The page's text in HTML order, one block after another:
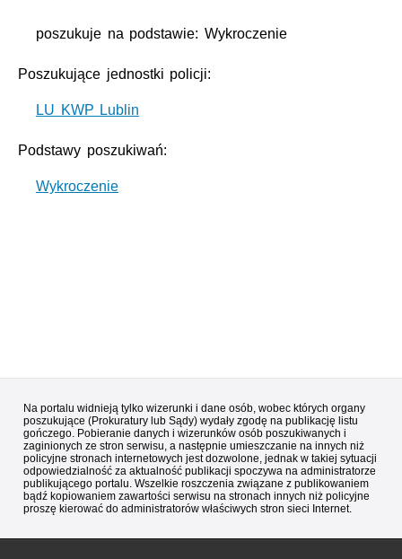
poszukuje na podstawie: Wykroczenie
Poszukujące jednostki policji:
LU KWP Lublin
Podstawy poszukiwań:
Wykroczenie
Na portalu widnieją tylko wizerunki i dane osób, wobec których organy
poszukujące (Prokuratury lub Sądy) wydały zgodę na publikację listu
gończego. Pobieranie danych i wizerunków osób poszukiwanych i
zaginionych ze stron serwisu, a następnie umieszczanie na innych niż
policyjne stronach internetowych jest dozwolone, jednak w takiej sytuacji
odpowiedzialność za aktualność publikacji spoczywa na administratorze
publikującego portalu. Wszelkie roszczenia związane z publikowaniem
bądź kopiowaniem zawartości serwisu na stronach innych niż policyjne
proszę kierować do administratorów właściwych stron sieci Internet.